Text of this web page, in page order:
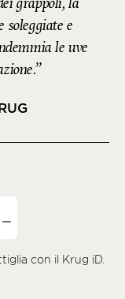
soleggiate e
le uve
con il Krug iD.